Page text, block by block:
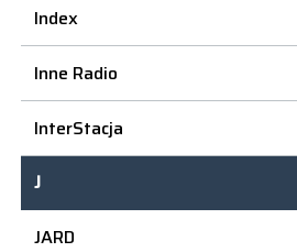
Index
Inne Radio
InterStacja
J
JARD